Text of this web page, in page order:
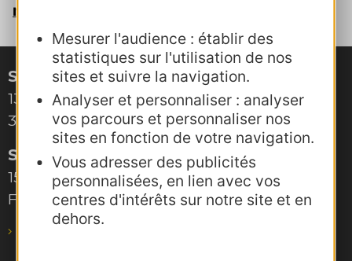
Mesurer l'audience : établir des
statistiques sur l'utilisation de nos
sites et suivre la navigation.
Analyser et personnaliser : analyser
vos parcours et personnaliser nos
sites en fonction de votre navigation.
Vous adresser des publicités
personnalisées, en lien avec vos
centres d'intérêts sur notre site et en
dehors.
martin@crtoccitanie.fr
Site de Montpellier
132, boulevard Pénélope
34000 Montpellier
Site de Toulouse
15, rue Rivals – CS 78543
F-31685 Toulouse Cedex 6